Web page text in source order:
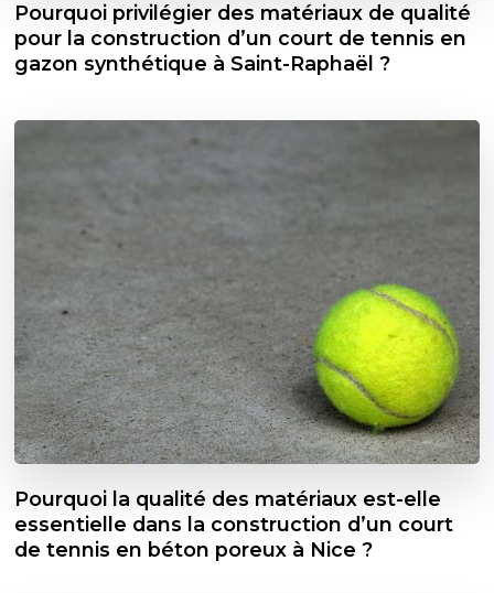
Pourquoi privilégier des matériaux de qualité
pour la construction d’un court de tennis en
gazon synthétique à Saint-Raphaël ?
Pourquoi la qualité des matériaux est-elle
essentielle dans la construction d’un court
de tennis en béton poreux à Nice ?